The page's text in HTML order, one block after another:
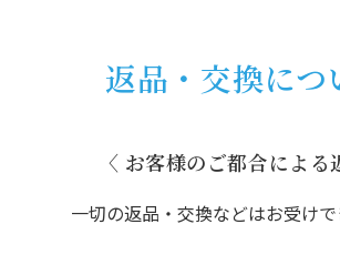
返品・交換につ
〈 お客様のご都合による
⼀切の返品・交換などはお受けで